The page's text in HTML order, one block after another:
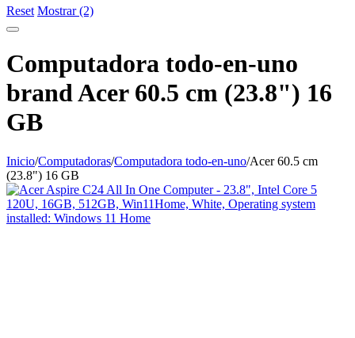
Reset Mostrar (2)
Computadora todo-en-uno
brand Acer 60.5 cm (23.8") 16
GB
Inicio/Computadoras/Computadora todo-en-uno/Acer 60.5 cm
(23.8") 16 GB